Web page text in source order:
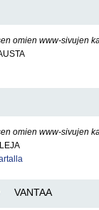
omien www-sivujen
omien www-sivujen
VANTAA